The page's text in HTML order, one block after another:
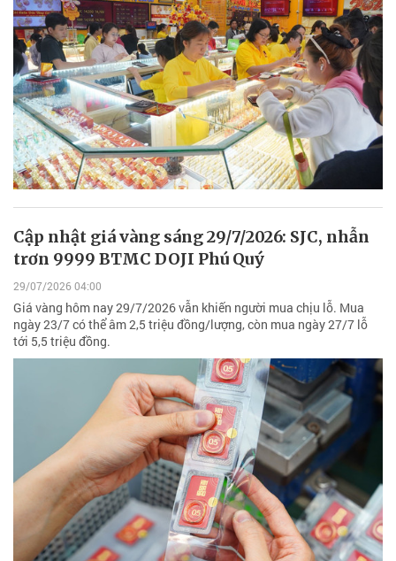
Cập nhật giá vàng sáng 29/7/2026: SJC, nhẫn
trơn 9999 BTMC DOJI Phú Quý
29/07/2026 04:00
Giá vàng hôm nay 29/7/2026 vẫn khiến người mua chịu lỗ. Mua
ngày 23/7 có thể âm 2,5 triệu đồng/lượng, còn mua ngày 27/7 lỗ
tới 5,5 triệu đồng.